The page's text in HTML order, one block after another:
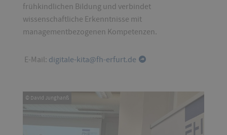
frühkindlichen Bildung und verbindet
wissenschaftliche Erkenntnisse mit
managementbezogenen Kompetenzen.
E-Mail: digitale-kita@fh-erfurt.de
© David Junghanß